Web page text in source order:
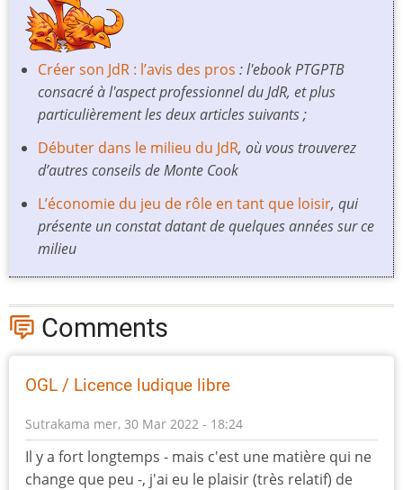
Créer son JdR : l’avis des pros : l'ebook PTGPTB
consacré à l'aspect professionnel du JdR, et plus
particulièrement les deux articles suivants ;
Débuter dans le milieu du JdR, où vous trouverez
d’autres conseils de Monte Cook
L’économie du jeu de rôle en tant que loisir, qui
présente un constat datant de quelques années sur ce
milieu
Comments
OGL / Licence ludique libre
Sutrakama mer, 30 Mar 2022 - 18:24
Il y a fort longtemps - mais c'est une matière qui ne
change que peu -, j'ai eu le plaisir (très relatif) de